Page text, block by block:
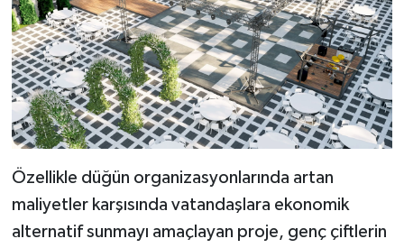
Özellikle düğün organizasyonlarında artan
maliyetler karşısında vatandaşlara ekonomik
alternatif sunmayı amaçlayan proje, genç çiftlerin
TARİH
Genel
Politika
YEREL
BÖLGEDEN